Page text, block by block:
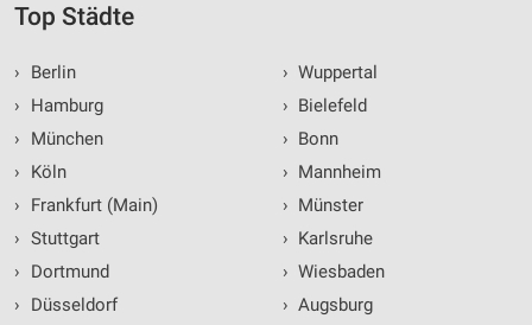
Top Städte
›
Berlin
›
Hamburg
›
München
›
Köln
›
Frankfurt (Main)
› Stuttgart
›
Dortmund
›
Düsseldorf
› Wuppertal
› Bielefeld
› Bonn
› Mannheim
› Münster
› Karlsruhe
› Wiesbaden
› Augsburg